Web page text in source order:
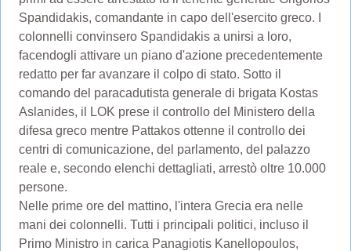
Spandidakis, comandante in capo dell'esercito greco. I
colonnelli convinsero Spandidakis a unirsi a loro,
facendogli attivare un piano d'azione precedentemente
redatto per far avanzare il colpo di stato. Sotto il
comando del paracadutista generale di brigata Kostas
Aslanides, il LOK prese il controllo del Ministero della
difesa greco mentre Pattakos ottenne il controllo dei
centri di comunicazione, del parlamento, del palazzo
reale e, secondo elenchi dettagliati, arrestò oltre 10.000
persone.
Nelle prime ore del mattino, l'intera Grecia era nelle
mani dei colonnelli. Tutti i principali politici, incluso il
Primo Ministro in carica Panagiotis Kanellopoulos,